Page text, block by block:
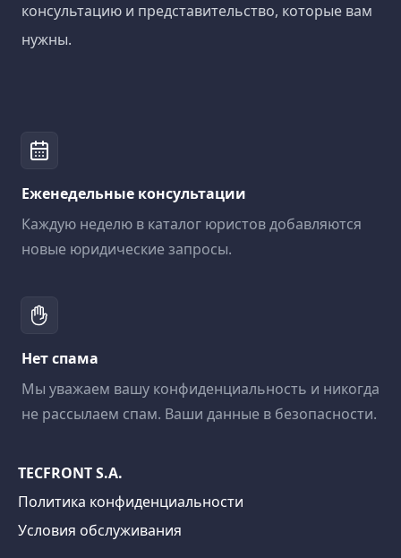
консультацию и представительство, которые вам
нужны.
Еженедельные консультации
Каждую неделю в каталог юристов добавляются
новые юридические запросы.
Нет спама
Мы уважаем вашу конфиденциальность и никогда
не рассылаем спам. Ваши данные в безопасности.
TECFRONT S.A.
Политика конфиденциальности
Условия обслуживания